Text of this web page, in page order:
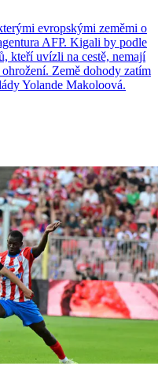
evropskými zeměmi o
AFP. Kigali by podle
kteří uvízli na cestě, nemají
Země dohody zatím
Yolande Makoloová.